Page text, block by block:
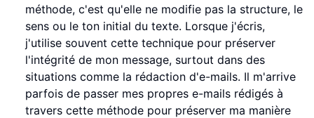
méthode, c'est qu'elle ne modifie pas la structure, le
sens ou le ton initial du texte. Lorsque j'écris,
j'utilise souvent cette technique pour préserver
l'intégrité de mon message, surtout dans des
situations comme la rédaction d'e-mails. Il m'arrive
parfois de passer mes propres e-mails rédigés à
travers cette méthode pour préserver ma manière